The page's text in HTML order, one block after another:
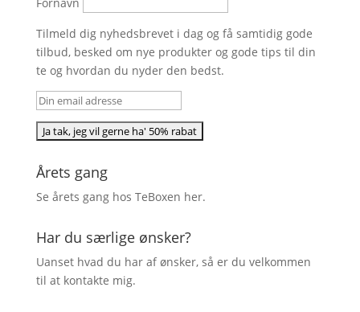
Tilmeld dig nyhedsbrevet i dag og få samtidig gode
tilbud, besked om nye produkter og gode tips til din
te og hvordan du nyder den bedst.
Årets gang
Se årets gang hos TeBoxen her.
Har du særlige ønsker?
Uanset hvad du har af ønsker, så er du velkommen
til at kontakte mig.